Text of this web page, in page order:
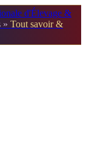
d'Élevage &
» Tout savoir &